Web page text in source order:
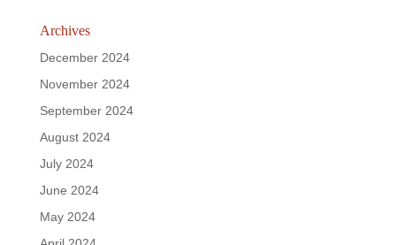
Archives
December 2024
November 2024
September 2024
August 2024
July 2024
June 2024
May 2024